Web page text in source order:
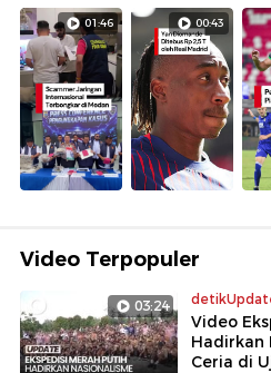
01:46 00:43
Video Terpopuler
03:24
Video
Hadirkan
Ceria di